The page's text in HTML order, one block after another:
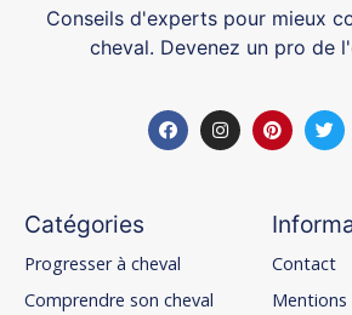
Conseils d'experts pour mieux
cheval. Devenez un pro de
Catégories
Progresser à cheval
Comprendre son cheval
Contact
Mentions